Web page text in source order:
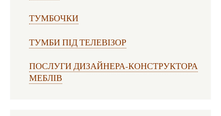
ТУМБОЧКИ
ТУМБИ ПІД ТЕЛЕВІЗОР
ПОСЛУГИ ДИЗАЙНЕРА-КОНСТРУКТОРА
МЕБЛІВ